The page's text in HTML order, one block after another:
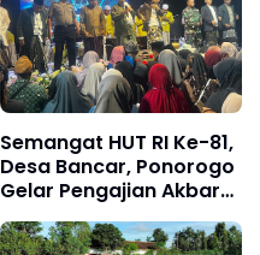
Semangat HUT RI Ke-81,
Desa Bancar, Ponorogo
Gelar Pengajian Akbar
dan Bersholawat